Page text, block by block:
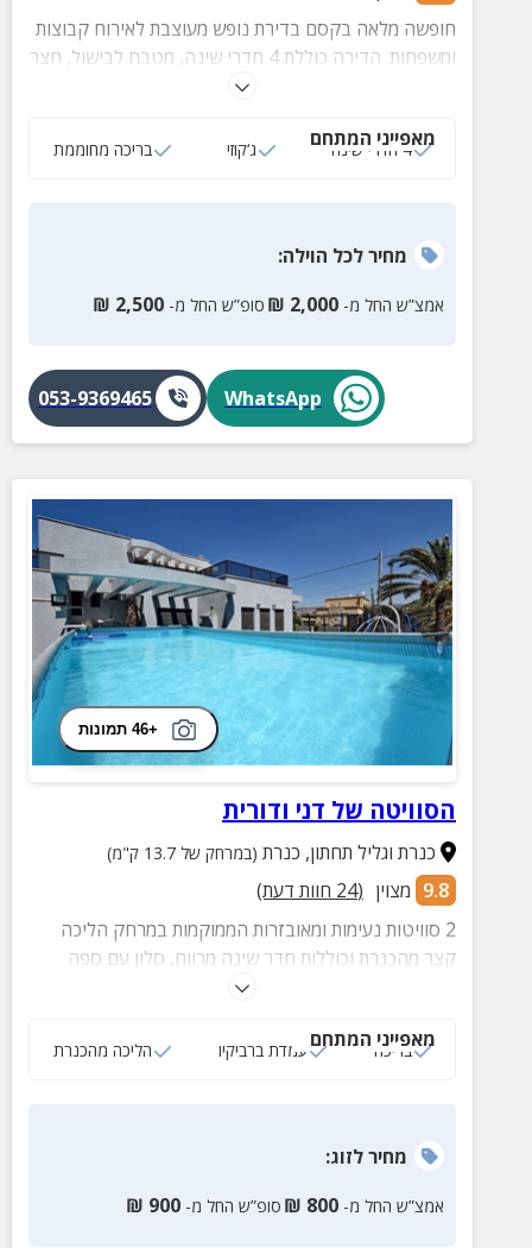
חופשה מלאה בקסם בדירת נופש מעוצבת לאירוח קבוצות
ומשפחות. הדירה כוללת 4 חדרי שינה, מטבח לבישול, חצר
ירוקה עם בריכה (מחוממת ומקורה בעונת החורף), ג'קוזי
מאפייני המתחם
4 חדרי שינה ג‘קוזי בריכה מחוממת
מחירלכל הוילה:
אמצ”ש החל מ- 2,000
₪ סופ”ש החל מ- 2,500
₪
WhatsApp
053-9369465
+46 תמונות
הסוויטה של דני ודורית
כנרת וגליל תחתון, כנרת (במרחק של 13.7 ק"מ)
9.8 מצוין (
24 חוות דעת)
2 סוויטות נעימות ומאובזרות הממוקמות במרחק הליכה
קצר מהכנרת וכוללות חדר שינה מרווח, סלון עם ספה
נפתחת, מזרנים וחצר עם בריכה נעימה. מושלם לאירוח
מאפייני המתחם
בריכה עמדת ברביקיו הליכה מהכנרת
מחירלזוג:
אמצ”ש החל מ- 800
₪ סופ”ש החל מ- 900
₪